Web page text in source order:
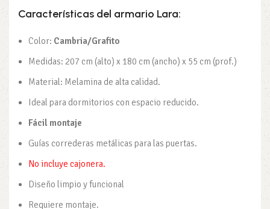
Características del armario Lara:
Color: Cambria/Grafito
Medidas: 207 cm (alto) x 180 cm (ancho) x 55 cm (prof.)
Material: Melamina de alta calidad.
Ideal para dormitorios con espacio reducido.
Fácil montaje
Guías correderas metálicas para las puertas.
No incluye cajonera.
Diseño limpio y funcional
Requiere montaje.